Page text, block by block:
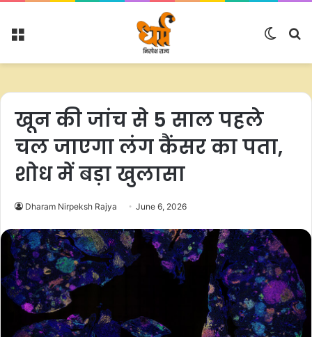
Menu
Switch
खून की जांच से 5 साल पहले
चल जाएगा लंग कैंसर का पता,
शोध में बड़ा खुलासा
Dharam Nirpeksh Rajya June 6, 2026